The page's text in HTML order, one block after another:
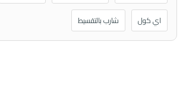
اي كول شارب بالتقسيط